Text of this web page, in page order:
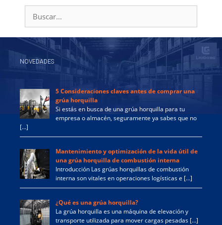
NOVEDADES
5 Consideraciones claves antes de comprar una
grúa horquilla
Si estás en busca de una grúa horquilla para tu
empresa o almacén, seguramente ya sabes que no
[…]
Mantenimiento y optimización de la vida útil de
una grúa horquilla de combustión interna
Introducción Las grúas horquillas de combustión
interna son vitales en operaciones logísticas e […]
¿Qué es una grúa horquilla?
La grúa horquilla es una máquina de elevación y
transporte utilizada para mover cargas pesadas […]